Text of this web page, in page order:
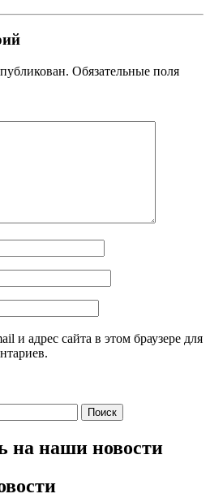
Обязательные поля
и адрес сайта в этом браузере для
на наши новости